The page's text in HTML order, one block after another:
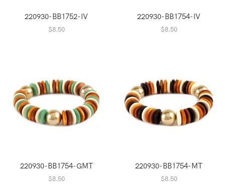
220930-BB1752-IV
$8.50
220930-BB1754-IV
$8.50
220930-BB1754-GMT
$8.50
220930-BB1754-MT
$8.50